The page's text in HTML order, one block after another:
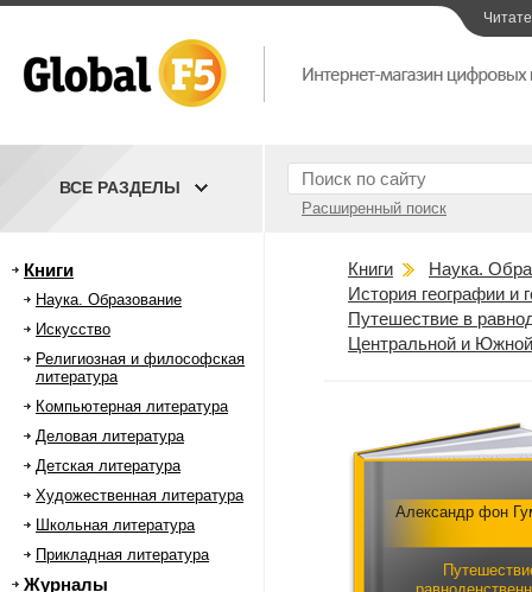
Расширенный поиск
ВСЕ РАЗДЕЛЫ
Книги
Наука. Образование
Искусство
Религиозная и философская
литература
Компьютерная литература
Деловая литература
Детская литература
Художественная литература
Школьная литература
Прикладная литература
Журналы
Книги
Наука.
История географии и
Путешествие в
Центральной и
Александр фон